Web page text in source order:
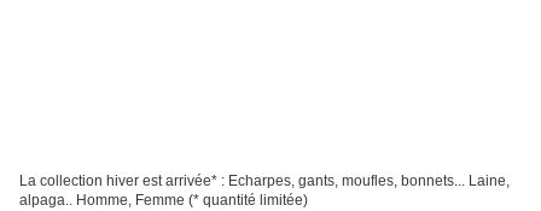
La collection hiver est arrivée* : Echarpes, gants, moufles, bonnets... Laine,
alpaga.. Homme, Femme (* quantité limitée)